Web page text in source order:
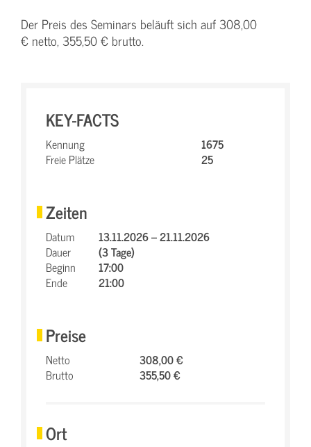
Der Preis des Seminars beläuft sich auf 308,00
€ netto, 355,50 € brutto.
KEY-FACTS
Kennung
1675
Freie Plätze
25
Zeiten
Datum
13.11.2026 – 21.11.2026
Dauer
(3 Tage)
Beginn
17:00
Ende
21:00
Preise
Netto
308,00 €
Brutto
355,50 €
Ort